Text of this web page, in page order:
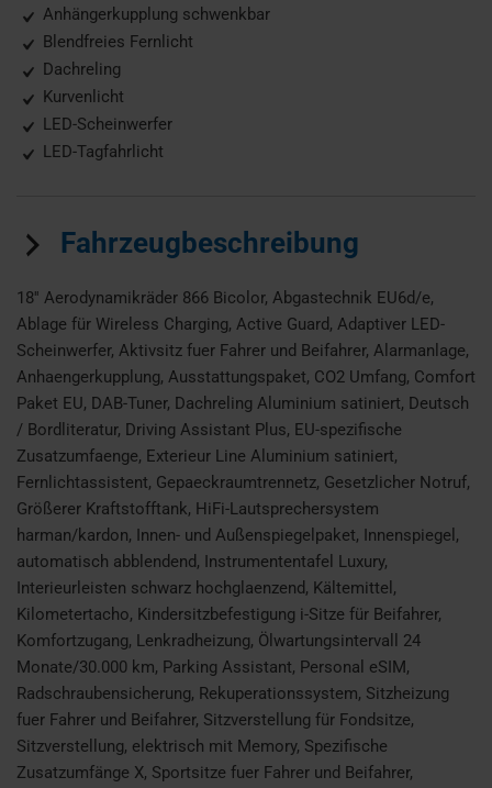
Anhängerkupplung schwenkbar
Blendfreies Fernlicht
Dachreling
Kurvenlicht
LED-Scheinwerfer
LED-Tagfahrlicht
Fahrzeugbeschreibung
18'' Aerodynamikräder 866 Bicolor, Abgastechnik EU6d/e,
Ablage für Wireless Charging, Active Guard, Adaptiver LED-
Scheinwerfer, Aktivsitz fuer Fahrer und Beifahrer, Alarmanlage,
Anhaengerkupplung, Ausstattungspaket, CO2 Umfang, Comfort
Paket EU, DAB-Tuner, Dachreling Aluminium satiniert, Deutsch
/ Bordliteratur, Driving Assistant Plus, EU-spezifische
Zusatzumfaenge, Exterieur Line Aluminium satiniert,
Fernlichtassistent, Gepaeckraumtrennetz, Gesetzlicher Notruf,
Größerer Kraftstofftank, HiFi-Lautsprechersystem
harman/kardon, Innen- und Außenspiegelpaket, Innenspiegel,
automatisch abblendend, Instrumententafel Luxury,
Interieurleisten schwarz hochglaenzend, Kältemittel,
Kilometertacho, Kindersitzbefestigung i-Sitze für Beifahrer,
Komfortzugang, Lenkradheizung, Ölwartungsintervall 24
Monate/30.000 km, Parking Assistant, Personal eSIM,
Radschraubensicherung, Rekuperationssystem, Sitzheizung
fuer Fahrer und Beifahrer, Sitzverstellung für Fondsitze,
Sitzverstellung, elektrisch mit Memory, Spezifische
Zusatzumfänge X, Sportsitze fuer Fahrer und Beifahrer,